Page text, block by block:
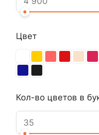
Цвет
Кол-во цветов в